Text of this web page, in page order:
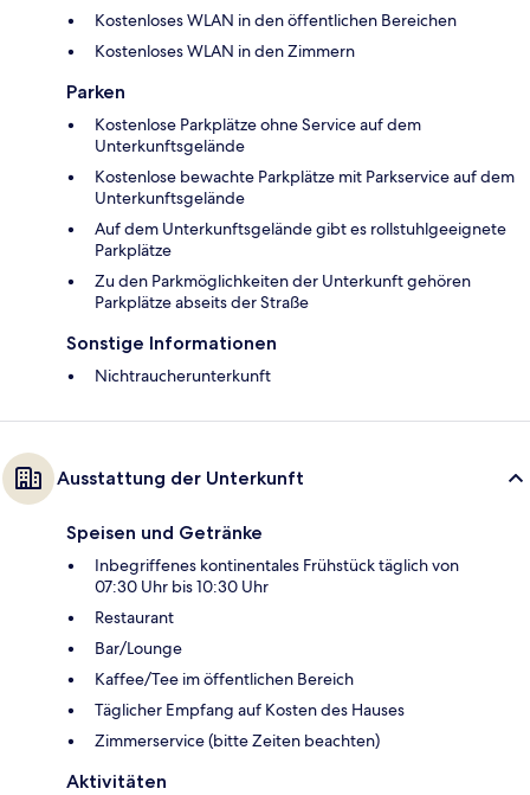
Kostenloses WLAN in den öffentlichen Bereichen
Kostenloses WLAN in den Zimmern
Parken
Kostenlose Parkplätze ohne Service auf dem
Unterkunftsgelände
Kostenlose bewachte Parkplätze mit Parkservice auf dem
Unterkunftsgelände
Auf dem Unterkunftsgelände gibt es rollstuhlgeeignete
Parkplätze
Zu den Parkmöglichkeiten der Unterkunft gehören
Parkplätze abseits der Straße
Sonstige Informationen
Nichtraucherunterkunft
Ausstattung der Unterkunft
Speisen und Getränke
Inbegriffenes kontinentales Frühstück täglich von
07:30 Uhr bis 10:30 Uhr
Restaurant
Bar/Lounge
Kaffee/Tee im öffentlichen Bereich
Täglicher Empfang auf Kosten des Hauses
Zimmerservice (bitte Zeiten beachten)
Aktivitäten